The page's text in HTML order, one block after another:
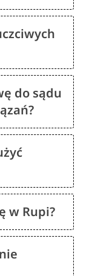
do sądu
w Rupi?